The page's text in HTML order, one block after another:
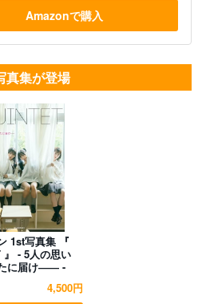
Amazonで購入
真集が登場
1st写真集 『
』 - 5人の思い
に届け―― -
4,500円